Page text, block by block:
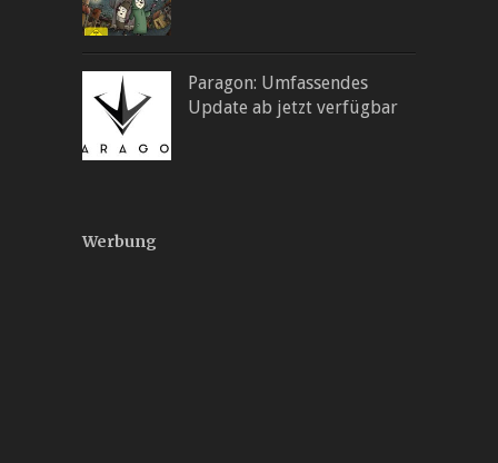
Paragon: Umfassendes
Update ab jetzt verfügbar
Werbung